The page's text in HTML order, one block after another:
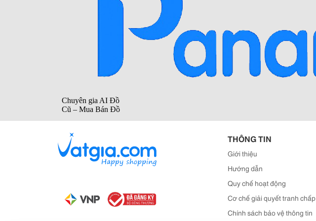
THÔNG TIN
Giới thiệu
Hướng dẫn
Quy chế hoạt động
Cơ chế giải quyết tranh chấp
Chính sách bảo vệ thông tin